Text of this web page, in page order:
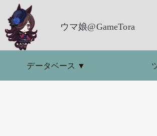
ウマ娘@GameTora
データベース ▼